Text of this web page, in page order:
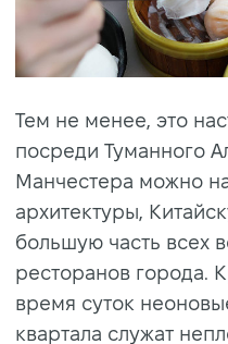
Тем не менее, это
посреди Туманного
Манчестера можно
архитектуры,
большую часть всех
ресторанов города.
время суток
квартала служат